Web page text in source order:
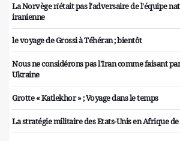
La Norvège n'était pas l'adversaire de l'équipe
iranienne
le voyage de Grossi à Téhéran ; bientôt
Nous ne considérons pas l'Iran comme faisant
Ukraine
Grotte « Katlekhor » ; Voyage dans le temps
La stratégie militaire des Etats-Unis en Afrique de